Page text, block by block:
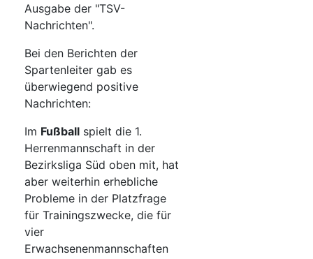
Ausgabe der "TSV-
Nachrichten".
Bei den Berichten der
Spartenleiter gab es
überwiegend positive
Nachrichten:
Im Fußball spielt die 1.
Herrenmannschaft in der
Bezirksliga Süd oben mit, hat
aber weiterhin erhebliche
Probleme in der Platzfrage
für Trainingszwecke, die für
vier
Erwachsenenmannschaften